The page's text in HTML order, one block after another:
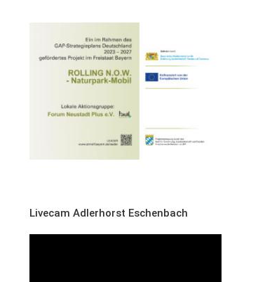
Livecam Adlerhorst Eschenbach